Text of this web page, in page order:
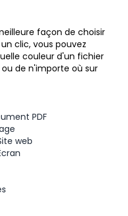
façon de choisir
clic, vous pouvez
couleur d'un fichier
ou de n'importe où sur
PDF
web